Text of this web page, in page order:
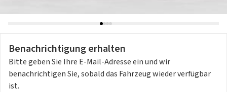
Benachrichtigung erhalten
Bitte geben Sie Ihre E-Mail-Adresse ein und wir
benachrichtigen Sie, sobald das Fahrzeug wieder verfügbar
ist.